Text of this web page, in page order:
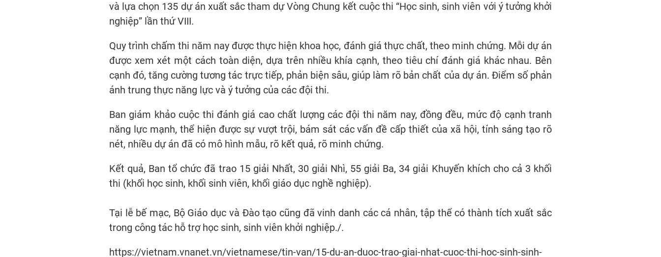
và lựa chọn 135 dự án xuất sắc tham dự Vòng Chung kết cuộc thi “Học sinh, sinh viên với ý tưởng khởi
nghiệp” lần thứ VIII.
Quy trình chấm thi năm nay được thực hiện khoa học, đánh giá thực chất, theo minh chứng. Mỗi dự án
được xem xét một cách toàn diện, dựa trên nhiều khía cạnh, theo tiêu chí đánh giá khác nhau. Bên
cạnh đó, tăng cường tương tác trực tiếp, phản biện sâu, giúp làm rõ bản chất của dự án. Điểm số phản
ánh trung thực năng lực và ý tưởng của các đội thi.
Ban giám khảo cuộc thi đánh giá cao chất lượng các đội thi năm nay, đồng đều, mức độ cạnh tranh
năng lực mạnh, thể hiện được sự vượt trội, bám sát các vấn đề cấp thiết của xã hội, tính sáng tạo rõ
nét, nhiều dự án đã có mô hình mẫu, rõ kết quả, rõ minh chứng.
Kết quả, Ban tổ chức đã trao 15 giải Nhất, 30 giải Nhì, 55 giải Ba, 34 giải Khuyến khích cho cả 3 khối
thi (khối học sinh, khối sinh viên, khối giáo dục nghề nghiệp).
Tại lễ bế mạc, Bộ Giáo dục và Đào tạo cũng đã vinh danh các cá nhân, tập thể có thành tích xuất sắc
trong công tác hỗ trợ học sinh, sinh viên khởi nghiệp./.
https://vietnam.vnanet.vn/vietnamese/tin-van/15-du-an-duoc-trao-giai-nhat-cuoc-thi-hoc-sinh-sinh-